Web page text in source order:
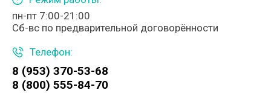
пн-пт 7:00-21:00
Сб-вс по предварительной договорённости
Телефон:
8 (953) 370-53-68
8 (800) 555-84-70